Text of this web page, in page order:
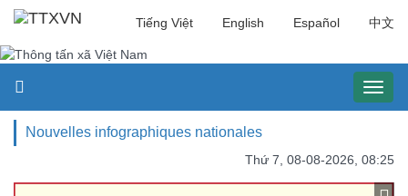
Tiếng Việt English Español 中文
Nouvelles infographiques nationales
Thứ 7, 08-08-2026, 08:25